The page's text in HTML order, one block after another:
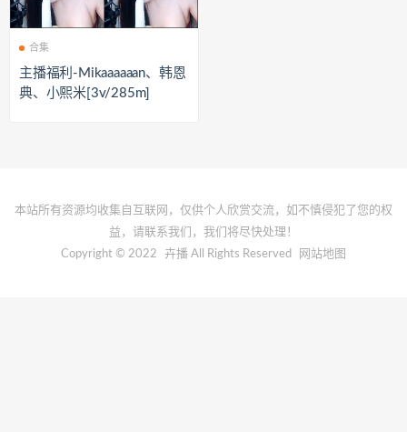
合集
主播福利-Mikaaaaaan、韩恩
典、小熙米[3v/285m]
本站所有资源均收集自互联网，仅供个人欣赏交流，如不慎侵犯了您的权
益，请联系我们，我们将尽快处理！
Copyright © 2022
卉播 All Rights Reserved 网站地图